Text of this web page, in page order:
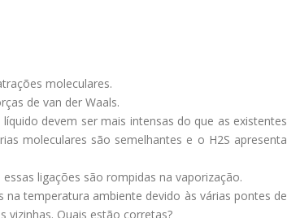
moleculares.
de van der Waals.
devem ser mais intensas do que as existentes
moleculares são semelhantes e o H2S apresenta
ligações são rompidas na vaporização.
temperatura ambiente devido às várias pontes de
vizinhas. Quais estão corretas?